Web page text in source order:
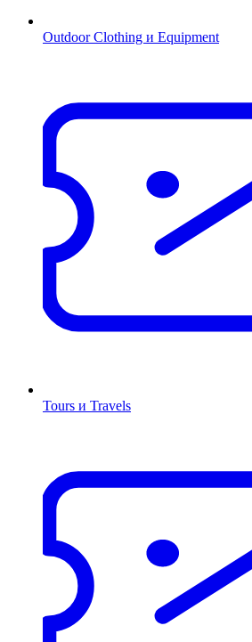
Outdoor Clothing и Equipment
Tours и Travels